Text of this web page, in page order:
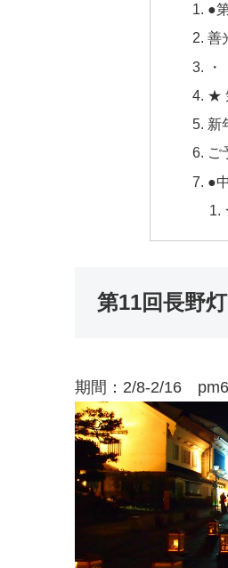
●
善
★
新
ご
●
第11回長野
期間：2/8-2/16